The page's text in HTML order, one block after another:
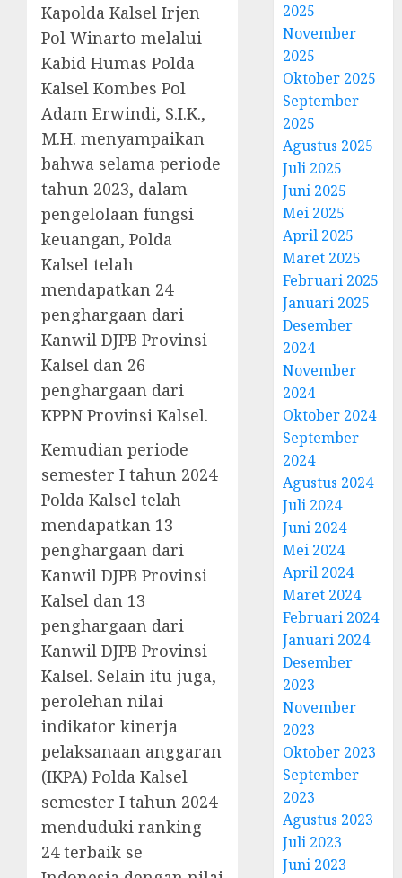
Kapolda Kalsel Irjen
Pol Winarto melalui
Kabid Humas Polda
Kalsel Kombes Pol
Adam Erwindi, S.I.K.,
M.H. menyampaikan
bahwa selama periode
tahun 2023, dalam
pengelolaan fungsi
keuangan, Polda
Kalsel telah
mendapatkan 24
penghargaan dari
Kanwil DJPB Provinsi
Kalsel dan 26
penghargaan dari
KPPN Provinsi Kalsel.
Kemudian periode
semester I tahun 2024
Polda Kalsel telah
mendapatkan 13
penghargaan dari
Kanwil DJPB Provinsi
Kalsel dan 13
penghargaan dari
Kanwil DJPB Provinsi
Kalsel. Selain itu juga,
perolehan nilai
indikator kinerja
pelaksanaan anggaran
(IKPA) Polda Kalsel
semester I tahun 2024
menduduki ranking
24 terbaik se
2025
November
2025
Oktober 2025
September
2025
Agustus 2025
Juli 2025
Juni 2025
Mei 2025
April 2025
Maret 2025
Februari 2025
Januari 2025
Desember
2024
November
2024
Oktober 2024
September
2024
Agustus 2024
Juli 2024
Juni 2024
Mei 2024
April 2024
Maret 2024
Februari 2024
Januari 2024
Desember
2023
November
2023
Oktober 2023
September
2023
Agustus 2023
Juli 2023
Juni 2023